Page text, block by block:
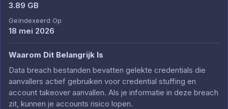
3.89 GB
Geïndexeerd Op
18 mei 2026
Waarom Dit Belangrijk Is
Data breach bestanden bevatten gelekte credentials die
aanvallers actief gebruiken voor credential stuffing en
account takeover aanvallen. Als je informatie in deze breach
zit, kunnen je accounts risico lopen.